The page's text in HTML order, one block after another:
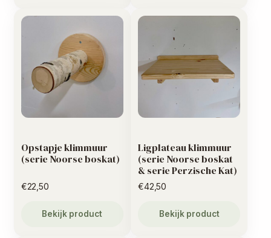
Opstapje klimmuur
(serie Noorse boskat)
€22,50
Bekijk product
Ligplateau klimmuur
(serie Noorse boskat
& serie Perzische Kat)
€42,50
Bekijk product